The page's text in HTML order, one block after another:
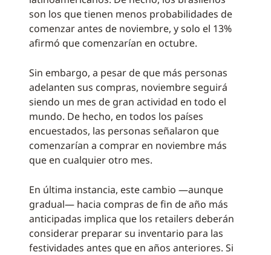
son los que tienen menos probabilidades de
comenzar antes de noviembre, y solo el 13%
afirmó que comenzarían en octubre.
Sin embargo, a pesar de que más personas
adelanten sus compras, noviembre seguirá
siendo un mes de gran actividad en todo el
mundo. De hecho, en todos los países
encuestados, las personas señalaron que
comenzarían a comprar en noviembre más
que en cualquier otro mes.
En última instancia, este cambio —aunque
gradual— hacia compras de fin de año más
anticipadas implica que los retailers deberán
considerar preparar su inventario para las
festividades antes que en años anteriores. Si